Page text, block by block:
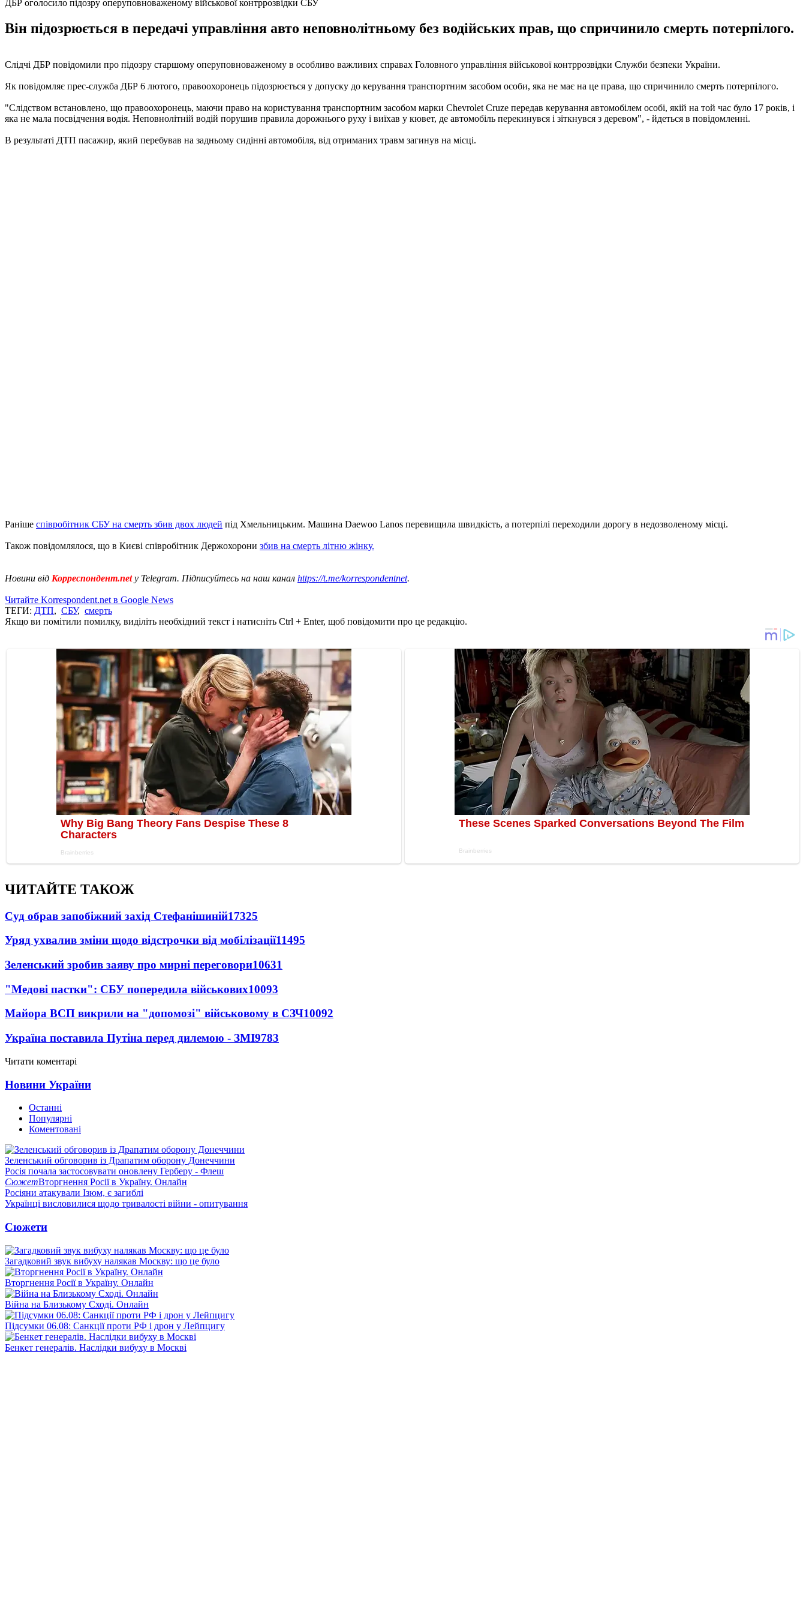
ДБР оголосило підозру оперуповноваженому військової контррозвідки СБУ
Він підозрюється в передачі управління авто неповнолітньому без водійських прав, що спричинило смерть потерпілого.
Слідчі ДБР повідомили про підозру старшому оперуповноваженому в особливо важливих справах Головного управління військової контррозвідки Служби безпеки України.
Як повідомляє прес-служба ДБР 6 лютого, правоохоронець підозрюється у допуску до керування транспортним засобом особи, яка не має на це права, що спричинило смерть потерпілого.
"Слідством встановлено, що правоохоронець, маючи право на користування транспортним засобом марки Chevrolet Cruze передав керування автомобілем особі, якій на той час було 17 років, і
яка не мала посвідчення водія. Неповнолітній водій порушив правила дорожнього руху і виїхав у кювет, де автомобіль перекинувся і зіткнувся з деревом", - йдеться в повідомленні.
В результаті ДТП пасажир, який перебував на задньому сидінні автомобіля, від отриманих травм загинув на місці.
Раніше співробітник СБУ на смерть збив двох людей під Хмельницьким. Машина Daewoo Lanos перевищила швидкість, а потерпілі переходили дорогу в недозволеному місці.
Також повідомлялося, що в Києві співробітник Держохорони збив на смерть літню жінку.
Новини від Корреспондент.net у Telegram. Підписуйтесь на наш канал https://t.me/korrespondentnet.
Читайте Korrespondent.net в Google News
ТЕГИ: ДТП, СБУ, смерть
Якщо ви помітили помилку, виділіть необхідний текст і натисніть Ctrl + Enter, щоб повідомити про це редакцію.
ЧИТАЙТЕ ТАКОЖ
Суд обрав запобіжний захід Стефанішиній17325
Уряд ухвалив зміни щодо відстрочки від мобілізації11495
Зеленський зробив заяву про мирні переговори10631
"Медові пастки": СБУ попередила військових10093
Майора ВСП викрили на "допомозі" військовому в СЗЧ10092
Україна поставила Путіна перед дилемою - ЗМІ9783
Читати коментарі
Новини України
Останні
Популярні
Коментовані
Зеленський обговорив із Драпатим оборону Донеччини
Росія почала застосовувати оновлену Герберу - Флеш
СюжетВторгнення Росії в Україну. Онлайн
Росіяни атакували Ізюм, є загиблі
Українці висловилися щодо тривалості війни - опитування
Сюжети
Загадковий звук вибуху налякав Москву: що це було
Вторгнення Росії в Україну. Онлайн
Війна на Близькому Сході. Онлайн
Підсумки 06.08: Санкції проти РФ і дрон у Лейпцигу
Бенкет генералів. Наслідки вибуху в Москві